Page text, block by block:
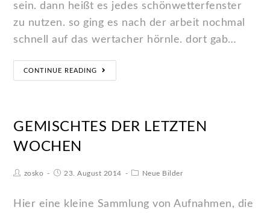
sein. dann heißt es jedes schönwetterfenster
zu nutzen. so ging es nach der arbeit nochmal
schnell auf das wertacher hörnle. dort gab…
CONTINUE READING
GEMISCHTES DER LETZTEN
WOCHEN
zosko 23. August 2014 Neue Bilder
Hier eine kleine Sammlung von Aufnahmen, die